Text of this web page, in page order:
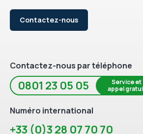
Contactez-nous
Contactez-nous par téléphone
0801 23 05 05
Service et
appel
Numéro international
+33 (0)3 28 07 70 70